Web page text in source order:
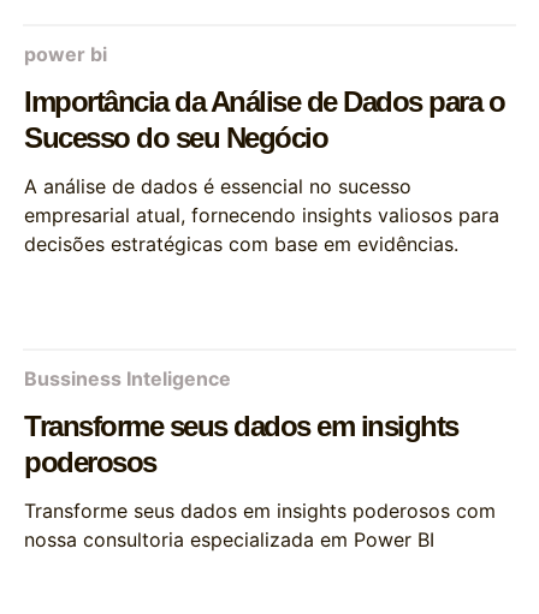
power bi
Importância da Análise de Dados para o
Sucesso do seu Negócio
A análise de dados é essencial no sucesso
empresarial atual, fornecendo insights valiosos para
decisões estratégicas com base em evidências.
Bussiness Inteligence
Transforme seus dados em insights
poderosos
Transforme seus dados em insights poderosos com
nossa consultoria especializada em Power BI